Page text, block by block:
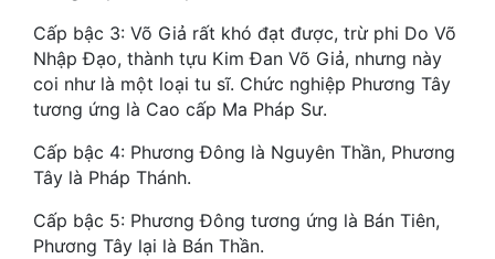
Tội Phạm
Vô Địch
Võ Hiệp
Võng Du
Xuyên Không
Cấp bậc 3: Võ Giả rất khó đạt được, trừ phi Do Võ
Nhập Đạo, thành tựu Kim Đan Võ Giả, nhưng này
coi như là một loại tu sĩ. Chức nghiệp Phương Tây
tương ứng là Cao cấp Ma Pháp Sư.
Cấp bậc 4: Phương Đông là Nguyên Thần, Phương
Tây là Pháp Thánh.
Cấp bậc 5: Phương Đông tương ứng là Bán Tiên,
Phương Tây lại là Bán Thần.